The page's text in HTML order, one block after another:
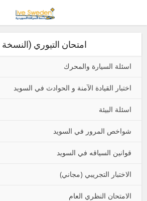
امتحان التيوري (النسخة 2.0 )
اسئلة السيارة والمحرك
اختبار القيادة الآمنة و الحوادث في السويد
اسئلة البيئة
شواخص المرور في السويد
قوانين السياقه في السويد
الاختبار التجريبي (مجاني)
الامتحان النظري العام